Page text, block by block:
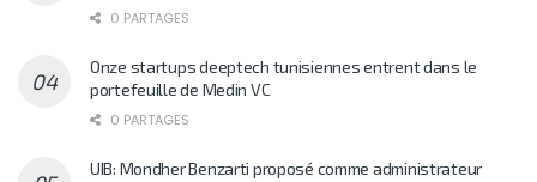
0 PARTAGES
Onze startups deeptech tunisiennes entrent dans le
portefeuille de Medin VC
0 PARTAGES
UIB: Mondher Benzarti proposé comme administrateur